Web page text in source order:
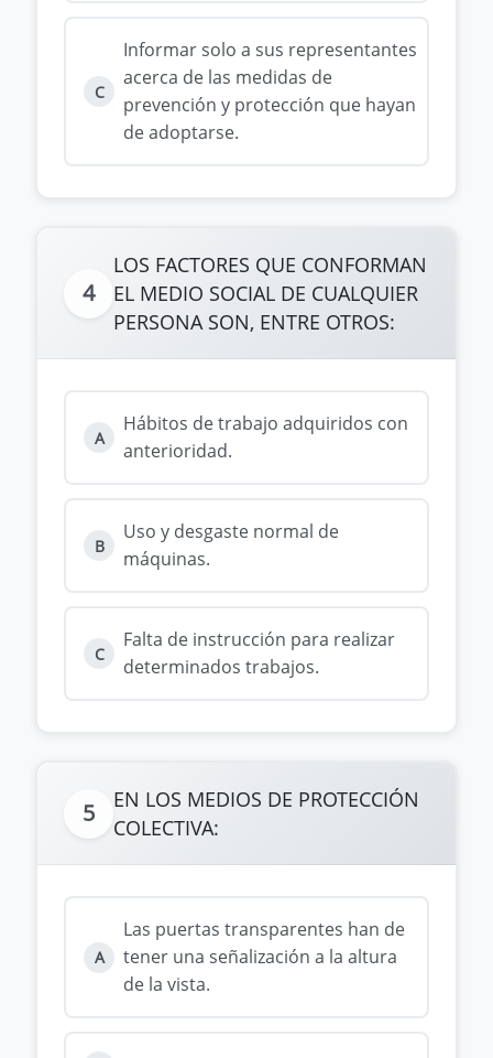
C
Informar solo a sus representantes
acerca de las medidas de
prevención y protección que hayan
de adoptarse.
4
LOS FACTORES QUE CONFORMAN
EL MEDIO SOCIAL DE CUALQUIER
PERSONA SON, ENTRE OTROS:
A
Hábitos de trabajo adquiridos con
anterioridad.
B
Uso y desgaste normal de
máquinas.
C
Falta de instrucción para realizar
determinados trabajos.
5
EN LOS MEDIOS DE PROTECCIÓN
COLECTIVA:
A
Las puertas transparentes han de
tener una señalización a la altura
de la vista.